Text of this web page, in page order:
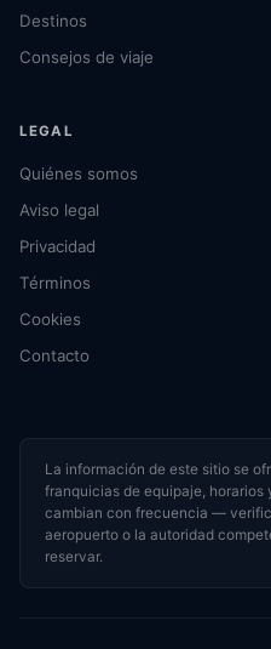
Destinos
Consejos de viaje
LEGAL
Quiénes somos
Aviso legal
Privacidad
Términos
Cookies
Contacto
La información de este sitio se
franquicias de equipaje, horarios
cambian con frecuencia —
aeropuerto o la autoridad
reservar.